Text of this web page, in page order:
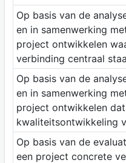
Op basis van de
en in samenwerking
project ontwikkelen
verbinding centraal
Op basis van de
en in samenwerking
project ontwikkelen
kwaliteitsontwikkeling
Op basis van de
een project concrete